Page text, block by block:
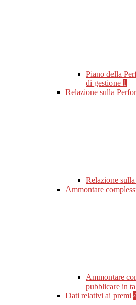
Piano della
di gestione 1
Relazione sulla
Relazione
Ammontare
Ammontare
pubblicare in
Dati relativi ai premi